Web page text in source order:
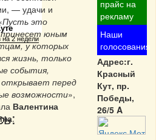
на 2 недели
— удачи и
Пусть это
юным
у которых
жизнь, только
события,
перед
возможности»,
Валентина
.
прайс на
рекламу
Наши
голосования
Адрес:г.
Красный
Кут, пр.
Победы,
26/5 A